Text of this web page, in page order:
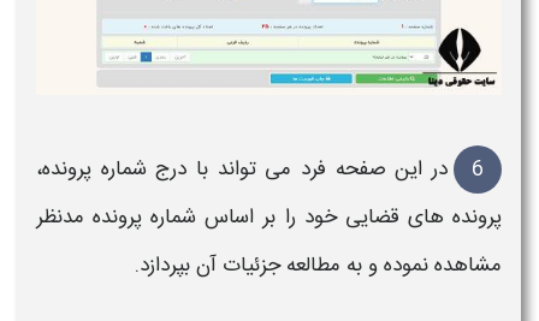
6 در این صفحه فرد می تواند با درج شماره پرونده،
پرونده های قضاییخود را بر اساس شماره پرونده مدنظر
مشاهدهنموده و به مطالعه جزئیات آن بپردازد.